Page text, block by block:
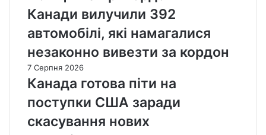
Канади вилучили 392
автомобілі, які намагалися
незаконно вивезти за кордон
7 Серпня 2026
Канада готова піти на
поступки США заради
скасування нових